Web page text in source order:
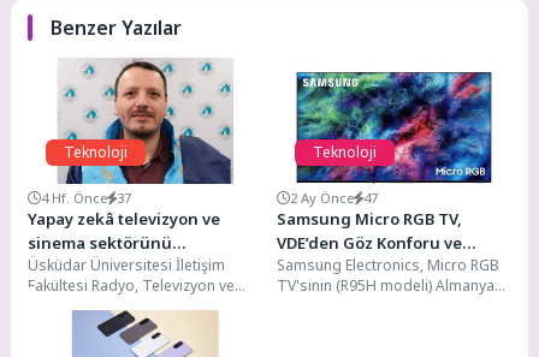
Benzer Yazılar
Teknoloji
4 Hf. Önce 37
Yapay zekâ televizyon ve
sinema sektörünü
dönüştürüyor!
Üsküdar Üniversitesi İletişim
Fakültesi Radyo, Televizyon ve
Sinema Bölümü Dr. Öğr. Üyesi
Denizcan Kabaş, TV...
Teknoloji
2 Ay Önce 47
Samsung Micro RGB TV,
VDE’den Göz Konforu ve
Sirkadiyen Ritim Ekranı
sertifikalarını aldı
Samsung Electronics, Micro RGB
TV'sinin (R95H modeli) Almanya